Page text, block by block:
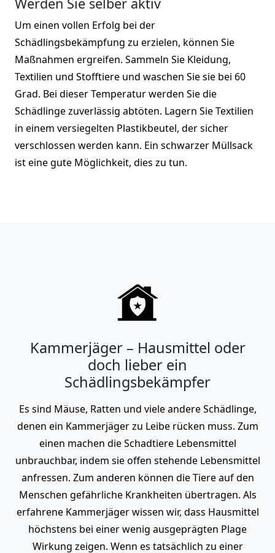
Um einen vollen Erfolg bei der
Schädlingsbekämpfung zu erzielen, können Sie
Maßnahmen ergreifen. Sammeln Sie Kleidung,
Textilien und Stofftiere und waschen Sie sie bei 60
Grad. Bei dieser Temperatur werden Sie die
Schädlinge zuverlässig abtöten. Lagern Sie Textilien
in einem versiegelten Plastikbeutel, der sicher
verschlossen werden kann. Ein schwarzer Müllsack
ist eine gute Möglichkeit, dies zu tun.
Kammerjäger – Hausmittel oder
doch lieber ein
Schädlingsbekämpfer
Es sind Mäuse, Ratten und viele andere Schädlinge,
denen ein Kammerjäger zu Leibe rücken muss. Zum
einen machen die Schadtiere Lebensmittel
unbrauchbar, indem sie offen stehende Lebensmittel
anfressen. Zum anderen können die Tiere auf den
Menschen gefährliche Krankheiten übertragen. Als
erfahrene Kammerjäger wissen wir, dass Hausmittel
höchstens bei einer wenig ausgeprägten Plage
Wirkung zeigen. Wenn es tatsächlich zu einer